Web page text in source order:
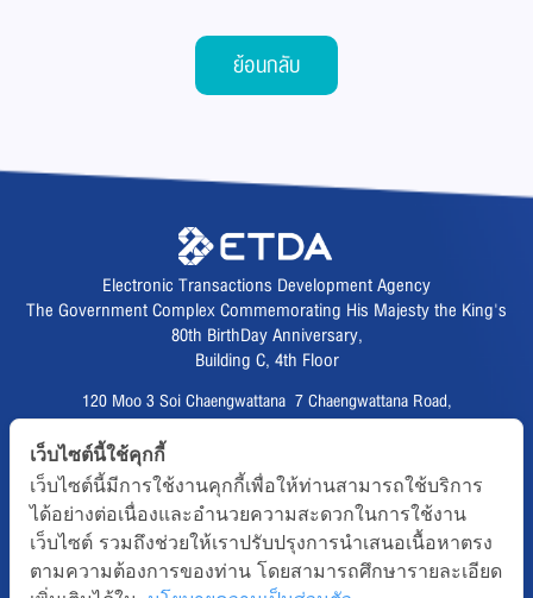
ย้อนกลับ
Electronic Transactions Development Agency
The Government Complex Commemorating His Majesty the King's
80th BirthDay Anniversary,
Building C, 4th Floor
120 Moo 3 Soi Chaengwattana 7 Chaengwattana Road,
Fax :02 123 1200
CALL CENTER :02 123 1234
email :info@etda.or.th
เว็บไซต์นี้ใช้คุกกี้
เว็บไซต์นี้มีการใช้งานคุกกี้เพื่อให้ท่านสามารถใช้บริการ
ได้อย่างต่อเนื่องและอำนวยความสะดวกในการใช้งาน
เว็บไซต์ รวมถึงช่วยให้เราปรับปรุงการนำเสนอเนื้อหาตรง
ตามความต้องการของท่าน โดยสามารถศึกษารายละเอียด